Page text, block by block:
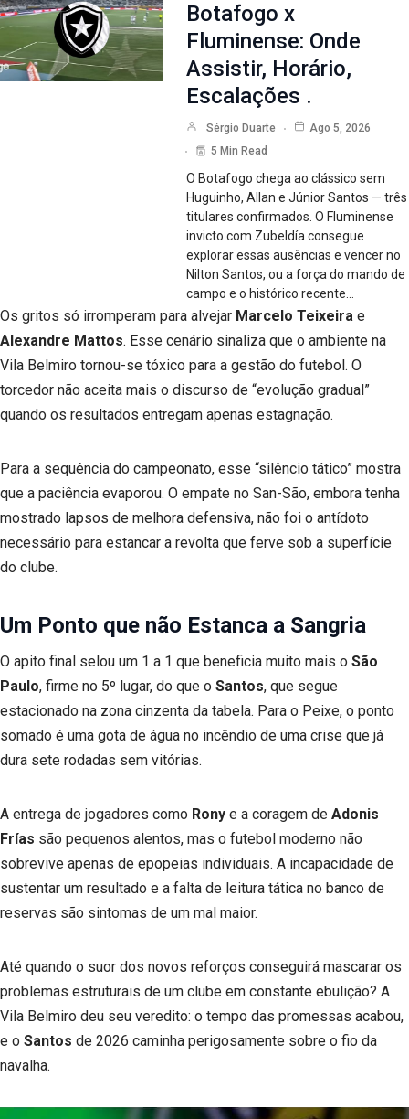
Botafogo x
Fluminense: Onde
Assistir, Horário,
Escalações .
Sérgio Duarte
Ago 5, 2026
5 Min Read
O Botafogo chega ao clássico sem
Huguinho, Allan e Júnior Santos — três
titulares confirmados. O Fluminense
invicto com Zubeldía consegue
explorar essas ausências e vencer no
Nilton Santos, ou a força do mando de
campo e o histórico recente…
Os gritos só irromperam para alvejar Marcelo Teixeira e
Alexandre Mattos. Esse cenário sinaliza que o ambiente na
Vila Belmiro tornou-se tóxico para a gestão do futebol. O
torcedor não aceita mais o discurso de “evolução gradual”
quando os resultados entregam apenas estagnação.
Para a sequência do campeonato, esse “silêncio tático” mostra
que a paciência evaporou. O empate no San-São, embora tenha
mostrado lapsos de melhora defensiva, não foi o antídoto
necessário para estancar a revolta que ferve sob a superfície
do clube.
Um Ponto que não Estanca a Sangria
O apito final selou um 1 a 1 que beneficia muito mais o São
Paulo, firme no 5º lugar, do que o Santos, que segue
estacionado na zona cinzenta da tabela. Para o Peixe, o ponto
somado é uma gota de água no incêndio de uma crise que já
dura sete rodadas sem vitórias.
A entrega de jogadores como Rony e a coragem de Adonis
Frías são pequenos alentos, mas o futebol moderno não
sobrevive apenas de epopeias individuais. A incapacidade de
sustentar um resultado e a falta de leitura tática no banco de
reservas são sintomas de um mal maior.
Até quando o suor dos novos reforços conseguirá mascarar os
problemas estruturais de um clube em constante ebulição? A
Vila Belmiro deu seu veredito: o tempo das promessas acabou,
e o Santos de 2026 caminha perigosamente sobre o fio da
navalha.